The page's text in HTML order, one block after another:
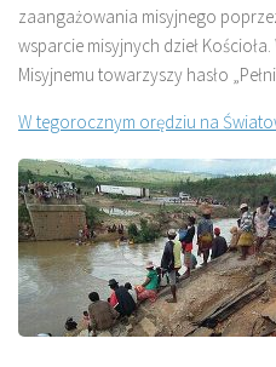
zaangażowania misyjnego
wsparcie misyjnych dzieł
Misyjnemu towarzyszy hasło
W tegorocznym orędziu na